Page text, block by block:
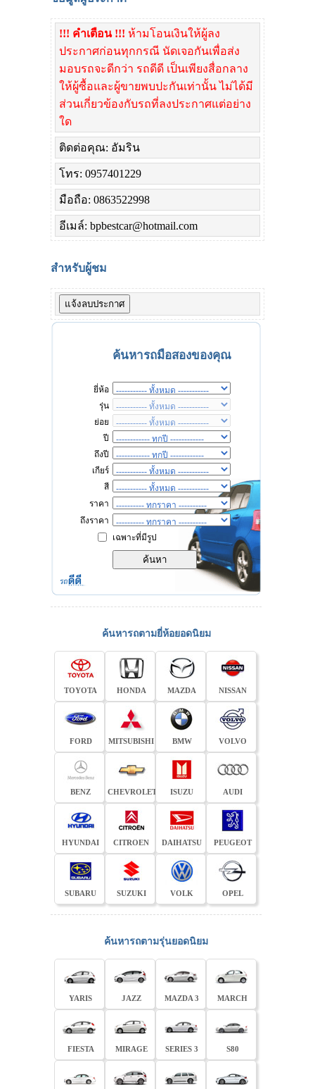
!!! คำเตือน !!! ห้ามโอนเงินให้ผู้ลง
ประกาศก่อนทุกกรณี นัดเจอกันเพื่อส่ง
มอบรถจะดีกว่า รถดีดี เป็นเพียงสื่อกลาง
ให้ผู้ซื้อและผู้ขายพบปะกันเท่านั้น ไม่ได้มี
ส่วนเกี่ยวข้องกับรถที่ลงประกาศแต่อย่าง
ใด
ติดต่อคุณ: อัมริน
โทร: 0957401229
มือถือ: 0863522998
อีเมล์: bpbestcar@hotmail.com
สำหรับผู้ชม
ค้นหารถมือสองของคุณ
ยี่ห้อ
รุ่น
ย่อย
ปี
ถึงปี
เกียร์
สี
ราคา
ถึงราคา
เฉพาะที่มีรูป
ค้นหารถตามยี่ห้อยอดนิยม
TOYOTA HONDA MAZDA NISSAN
FORD MITSUBISHI BMW VOLVO
BENZ CHEVROLET ISUZU AUDI
HYUNDAI CITROEN DAIHATSU PEUGEOT
SUBARU SUZUKI VOLK OPEL
ค้นหารถตามรุ่นยอดนิยม
YARIS JAZZ MAZDA 3 MARCH
FIESTA MIRAGE SERIES 3 S80